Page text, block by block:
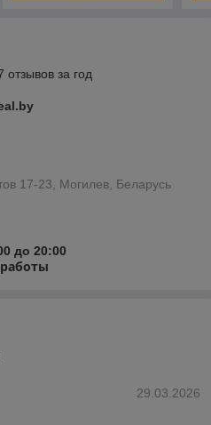
отзывов за год
17-23, Могилев, Беларусь
до 20:00
29.03.2026